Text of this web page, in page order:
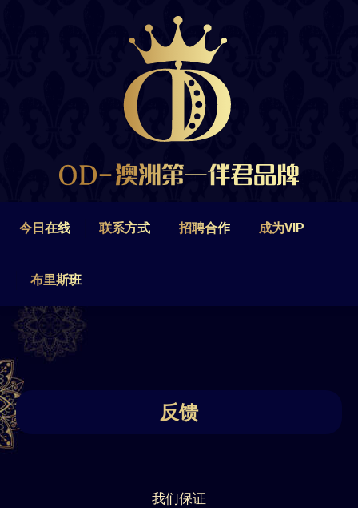
今日在线 联系方式 招聘合作 成为VIP
布里斯班
反馈
我们保证
联系方式 招聘合作
布里斯班